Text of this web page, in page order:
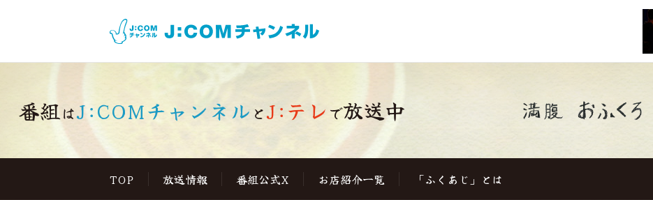
番組はJ:COMチャンネル とJ:テレ で放送中
TOP 放送情報 番組公式X お店紹介一覧 「ふくあじ」とは